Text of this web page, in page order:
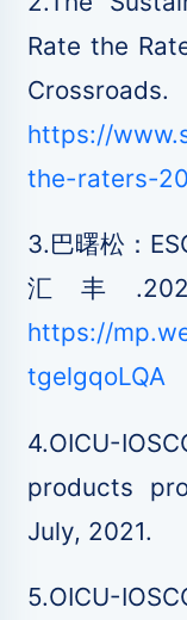
Rate the
Crossroads.
https://
the-raters-
3.巴曙松：
汇丰
https://
tgelgqoLQA
4.OICU-
products
July, 2021.
5.OICU-